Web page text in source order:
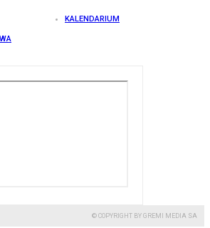
KALENDARIUM
© COPYRIGHT BY GREMI MEDIA SA